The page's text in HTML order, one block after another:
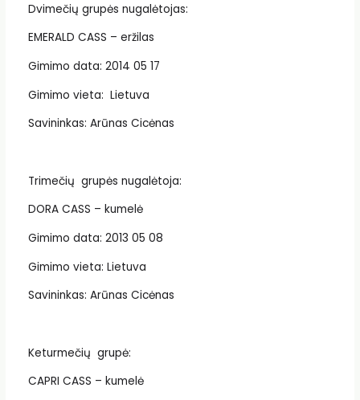
Dvimečių grupės nugalėtojas:
EMERALD CASS – eržilas
Gimimo data: 2014 05 17
Gimimo vieta: Lietuva
Savininkas: Arūnas Cicėnas
Trimečių grupės nugalėtoja:
DORA CASS – kumelė
Gimimo data: 2013 05 08
Gimimo vieta: Lietuva
Savininkas: Arūnas Cicėnas
Keturmečių grupė:
CAPRI CASS – kumelė